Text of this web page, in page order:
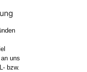
uns
bzw.